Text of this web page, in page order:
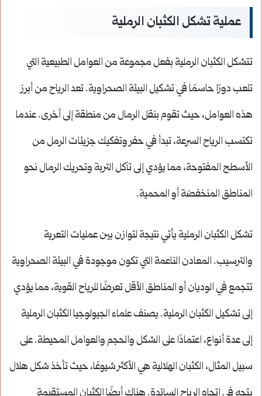
عملية تشكل الكثبان الرملية
تتشكل الكثبان الرملية بفعل مجموعة من العوامل الطبيعية التي
تلعب دورًا حاسمًا في تشكيل البيئة الصحراوية. تعد الرياح من أبرز
هذه العوامل، حيث تقوم بنقل الرمال من منطقة إلى أخرى. عندما
تكتسب الرياح السرعة، تبدأ في حفر وتفكيك جزيئات الرمل من
الأسطح المفتوحة، مما يؤدي إلى تآكل التربة وتحريك الرمال نحو
المناطق المنخفضة أو المحمية.
تشكل الكثبان الرملية يأتي نتيجة لتوازن بين عمليات التعرية
والترسيب. المعادن الناعمة التي تكون موجودة في البيئة الصحراوية
تتجمع في الوديان أو المناطق الأقل تعرضًا للرياح القوية، مما يؤدي
إلى تشكيل الكثبان الرملية. يصنف علماء الجيولوجيا الكثبان الرملية
إلى عدة أنواع، اعتمادًا على الشكل والحجم والعوامل المحيطة. على
سبيل المثال، الكثبان الهلالية هي الأكثر شيوعًا، حيث تأخذ شكل هلال